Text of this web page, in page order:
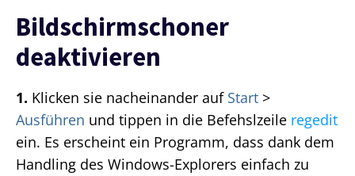
Bildschirmschoner
deaktivieren
1. Klicken sie nacheinander auf Start >
Ausführen und tippen in die Befehslzeile regedit
ein. Es erscheint ein Programm, dass dank dem
Handling des Windows-Explorers einfach zu